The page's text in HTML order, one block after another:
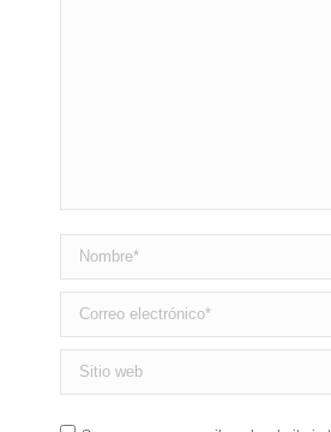
Nombre *
Correo electrónico *
Sitio web